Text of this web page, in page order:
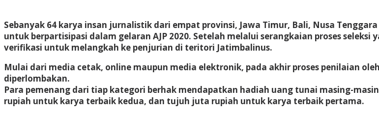
Sebanyak 64 karya insan jurnalistik dari empat provinsi, Jawa Timur, Bali, Nusa
untuk berpartisipasi dalam gelaran AJP 2020. Setelah melalui serangkaian proses
verifikasi untuk melangkah ke penjurian di teritori Jatimbalinus.
Mulai dari media cetak, online maupun media elektronik, pada akhir proses penilaian
diperlombakan.
Para pemenang dari tiap kategori berhak mendapatkan hadiah uang tunai masing-
rupiah untuk karya terbaik kedua, dan tujuh juta rupiah untuk karya terbaik pertama.